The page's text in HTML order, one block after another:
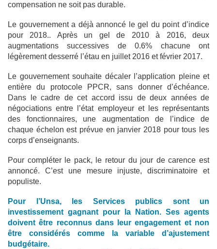
compensation ne soit pas durable.
Le gouvernement a déjà annoncé le gel du point d’indice
pour 2018.. Après un gel de 2010 à 2016, deux
augmentations successives de 0.6% chacune ont
légèrement desserré l’étau en juillet 2016 et février 2017.
Le gouvernement souhaite décaler l’application pleine et
entière du protocole PPCR, sans donner d’échéance.
Dans le cadre de cet accord issu de deux années de
négociations entre l’état employeur et les représentants
des fonctionnaires, une augmentation de l’indice de
chaque échelon est prévue en janvier 2018 pour tous les
corps d’enseignants.
Pour compléter le pack, le retour du jour de carence est
annoncé. C’est une mesure injuste, discriminatoire et
populiste.
Pour l’Unsa, les Services publics sont un
investissement gagnant pour la Nation. Ses agents
doivent être reconnus dans leur engagement et non
être considérés comme la variable d’ajustement
budgétaire.